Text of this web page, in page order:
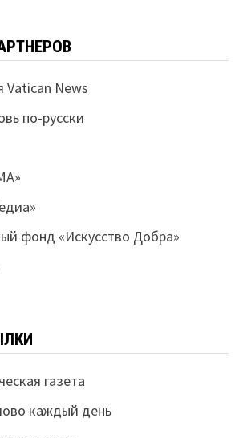
Vatican News
по-русски
фонд «Искусство Добра»
газета
каждый день